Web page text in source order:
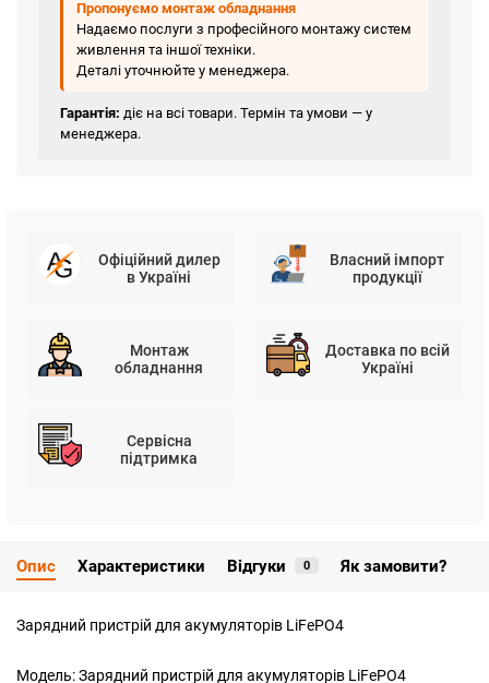
Пропонуємо монтаж обладнання
Надаємо послуги з професійного монтажу систем
живлення та іншої техніки.
Деталі уточнюйте у менеджера.
Гарантія: діє на всі товари. Термін та умови — у
менеджера.
Офіційний дилер
в Україні
Власний імпорт
продукції
Монтаж
обладнання
Доставка по всій
Україні
Сервісна
підтримка
Опис Характеристики Відгуки 0 Як замовити?
Зарядний пристрiй для акумуляторів LiFePO4
Модель: Зарядний пристрій для акумуляторів LiFePO4